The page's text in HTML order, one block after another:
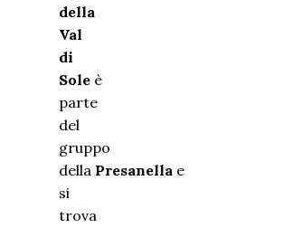
della
Val
di
Sole è
parte
del
gruppo
della Presanella e
si
trova